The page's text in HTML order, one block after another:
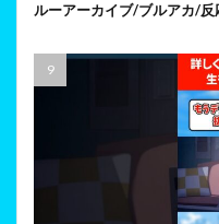
ルーアーカイブ/ブルアカ/反